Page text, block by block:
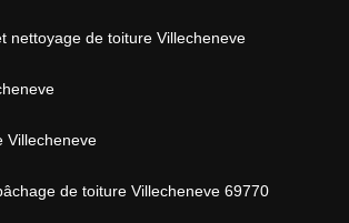
nettoyage de toiture Villecheneve
Villecheneve
de toiture Villecheneve 69770